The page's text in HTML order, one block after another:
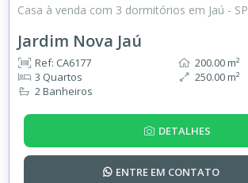
Casa à venda com 3 dormitórios em Jaú - SP
Jardim Nova Jaú
Ref: CA6177
3 Quartos
2 Banheiros
200.00 m²
250.00 m²
DETALHES
ENTRE EM CONTATO